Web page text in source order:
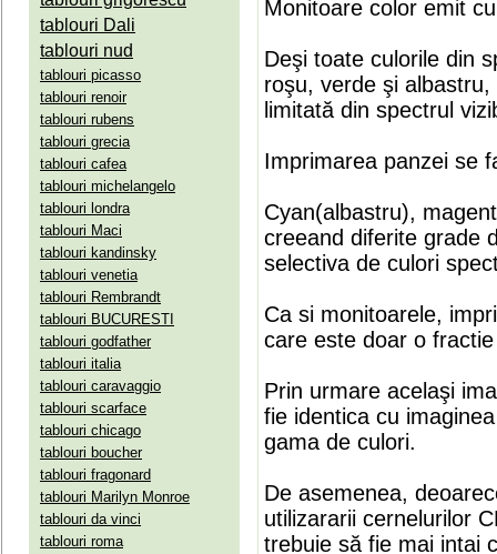
tablouri Dali
tablouri nud
tablouri picasso
tablouri renoir
tablouri rubens
tablouri grecia
tablouri cafea
tablouri michelangelo
tablouri londra
tablouri Maci
tablouri kandinsky
tablouri venetia
tablouri Rembrandt
tablouri BUCURESTI
tablouri godfather
tablouri italia
tablouri caravaggio
tablouri scarface
tablouri chicago
tablouri boucher
tablouri fragonard
tablouri Marilyn Monroe
tablouri da vinci
tablouri roma
Monitoare color emit
Deşi toate culorile din
roşu, verde şi
limitată din spectrul
Imprimarea panzei se
Cyan(albastru),
creeand diferite grade
selectiva de culori
Ca si monitoarele,
care este doar o
Prin urmare acelaşi
fie identica cu
gama de culori.
De asemenea,
utilizararii cernelurilor
trebuie să fie mai intai